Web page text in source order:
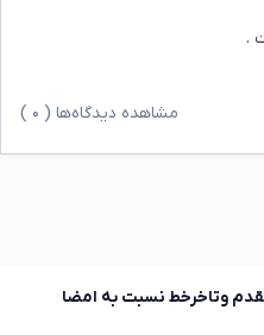
.
مشاهده دیدگاه‌ها ( ۰
وتاخرخط نسبت به امضا